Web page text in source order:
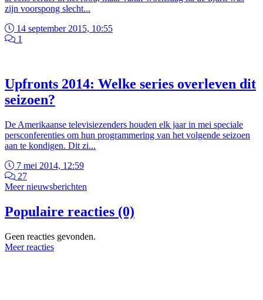
zijn voorspong slecht...
14 september 2015, 10:55
1
Upfronts 2014: Welke series overleven dit
seizoen?
De Amerikaanse televisiezenders houden elk jaar in mei speciale
persconferenties om hun programmering van het volgende seizoen
aan te kondigen. Dit zi...
7 mei 2014, 12:59
27
Meer nieuwsberichten
Populaire reacties (0)
Geen reacties gevonden.
Meer reacties